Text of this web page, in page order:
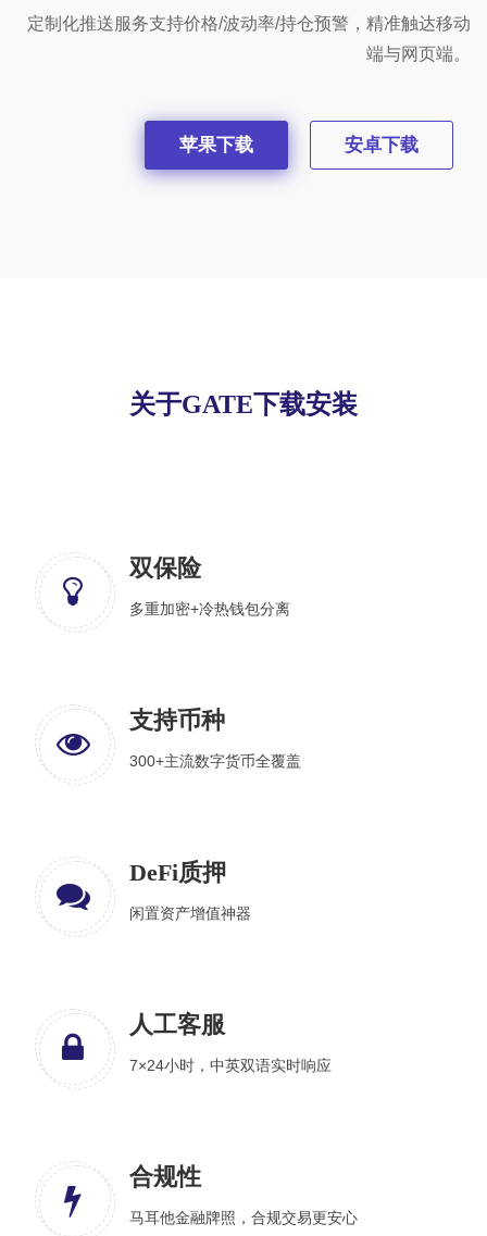
定制化推送服务支持价格/波动率/持仓预警，精准触达移动
端与网页端。
苹果下载 安卓下载
关于GATE下载安装
双保险
多重加密+冷热钱包分离
支持币种
300+主流数字货币全覆盖
DeFi质押
闲置资产增值神器
人工客服
7×24小时，中英双语实时响应
合规性
马耳他金融牌照，合规交易更安心